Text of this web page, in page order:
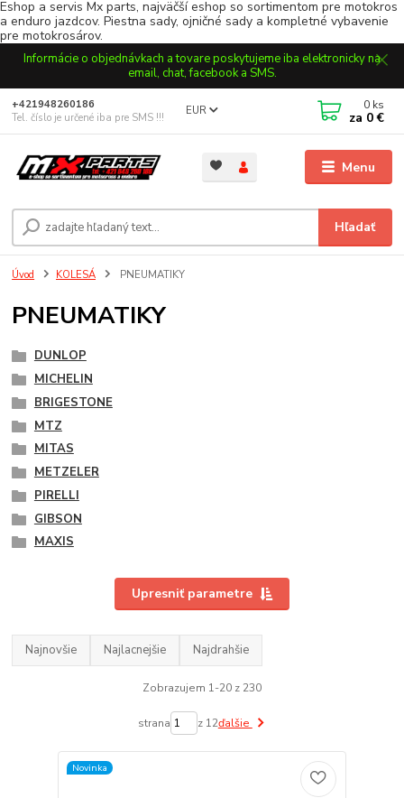
Eshop a servis Mx parts, najväčší eshop so sortimentom pre motokros
a enduro jazdcov. Piestna sady, ojničné sady a kompletné vybavenie
pre motokrosárov.
Informácie o objednávkach a tovare poskytujeme iba elektronicky na
email, chat, facebook a SMS.
Menu
EUR
Hľadať
+421948260186
Tel. číslo je určené iba pre SMS !!!
0 ks
za 0 €
Úvod KOLESÁ PNEUMATIKY
PNEUMATIKY
DUNLOP
MICHELIN
BRIGESTONE
MTZ
MITAS
METZELER
PIRELLI
GIBSON
MAXIS
Upresniť parametre
Najnovšie Najlacnejšie Najdrahšie
Zobrazujem 1-20 z 230
strana z 12ďalšie
Novinka